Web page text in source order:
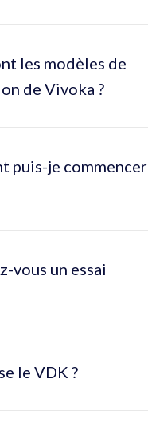
les modèles de
de Vivoka ?
puis-je commencer
vous un essai
le VDK ?